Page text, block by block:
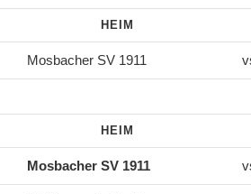
HEIM
Mosbacher SV 1911
HEIM
Mosbacher SV 1911